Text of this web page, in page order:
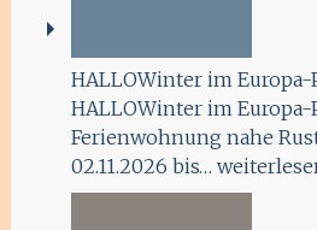
HALLOWinter im Europa-
HALLOWinter im
Ferienwohnung nahe
02.11.2026 bis…